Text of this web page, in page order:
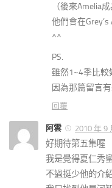
（後來Amelia
他們會在
^^
PS.
雖然1~4季比較
因為那篇留言
回覆
阿雲 2010 年 9
好期待第五集喔
我是覺得夏仁秀
不過挺少他的介